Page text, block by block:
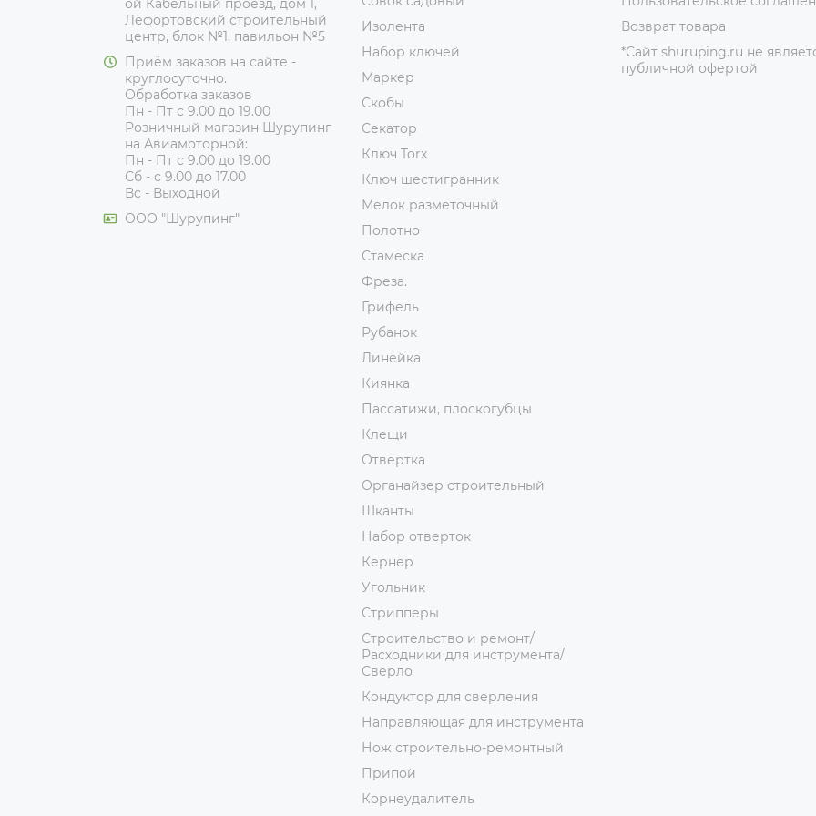
Лефортовский строительный
центр, блок №1, павильон №5
Приём заказов на сайте -
круглосуточно.
Обработка заказов
Пн - Пт с 9.00 до 19.00
Розничный магазин Шурупинг
на Авиамоторной:
Пн - Пт с 9.00 до 19.00
Сб - с 9.00 до 17.00
Вс - Выходной
ООО "Шурупинг"
Изолента
Набор ключей
Маркер
Скобы
Секатор
Ключ Torx
Ключ шестигранник
Мелок разметочный
Полотно
Стамеска
Фреза.
Грифель
Рубанок
Линейка
Киянка
Пассатижи, плоскогубцы
Клещи
Отвертка
Органайзер строительный
Шканты
Набор отверток
Кернер
Угольник
Стрипперы
Строительство и ремонт/
Расходники для инструмента/
Сверло
Кондуктор для сверления
Направляющая для инструмента
Нож строительно-ремонтный
Припой
Корнеудалитель
Возврат товара
*Сайт shuruping.ru не
публичной офертой